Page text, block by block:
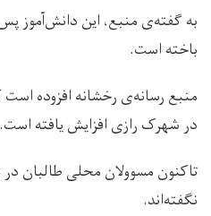
به گفته‌ی منبع، این دانش‌آموز
باخته است.
منبع رسانه‌ی رخشانه افزوده است
در شهرک رازی افزایش یافته است.
تاکنون مسوولان محلی طالبان
نگفته‌اند.